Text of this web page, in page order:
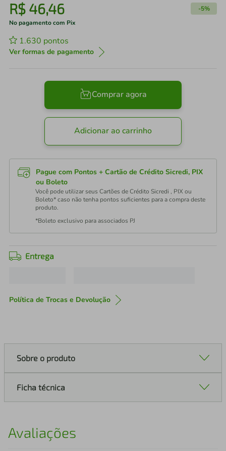
R$ 46,46 -5%
No pagamento com Pix
1.630 pontos
Ver formas de pagamento
Comprar agora
Adicionar ao carrinho
Pague com Pontos + Cartão de Crédito Sicredi, PIX
ou Boleto
Você pode utilizar seus Cartões de Crédito Sicredi , PIX ou
Boleto* caso não tenha pontos suficientes para a compra deste
produto.
*Boleto exclusivo para associados PJ
Entrega
Política de Trocas e Devolução
Sobre o produto
Ficha técnica
Avaliações